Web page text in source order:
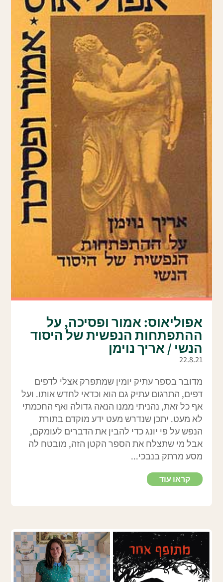
אפוליאוס: אמור ופסיכה, על
ההתפתחות הנפשית של היסוד
הנשי / אריך נוימן
22.8.21
מדובר בספר עתיק יומין שמתפרק אצלי לדפים
דפים, התרגום עתיק גם הוא וכדאי לחדש אותו. ועל
אף כל זאת, נהניתי ממנו הנאה גדולה ואף החכמתי
לא מעט. יתכן שנדרש מעט ידע מוקדם בתורת
הנפש על פי יונג כדי להבין את הדברים לעומקם,
אבל מי שתצלח את הספר הקטן הזה, מובטח לה
מסע מרתק בנבכי...
קראו עוד